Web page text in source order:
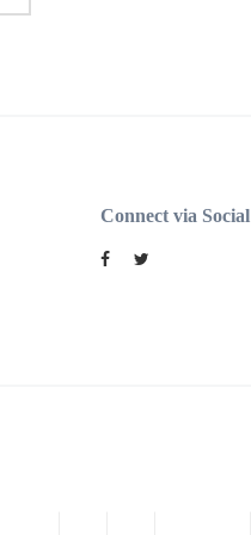
Connect via Social